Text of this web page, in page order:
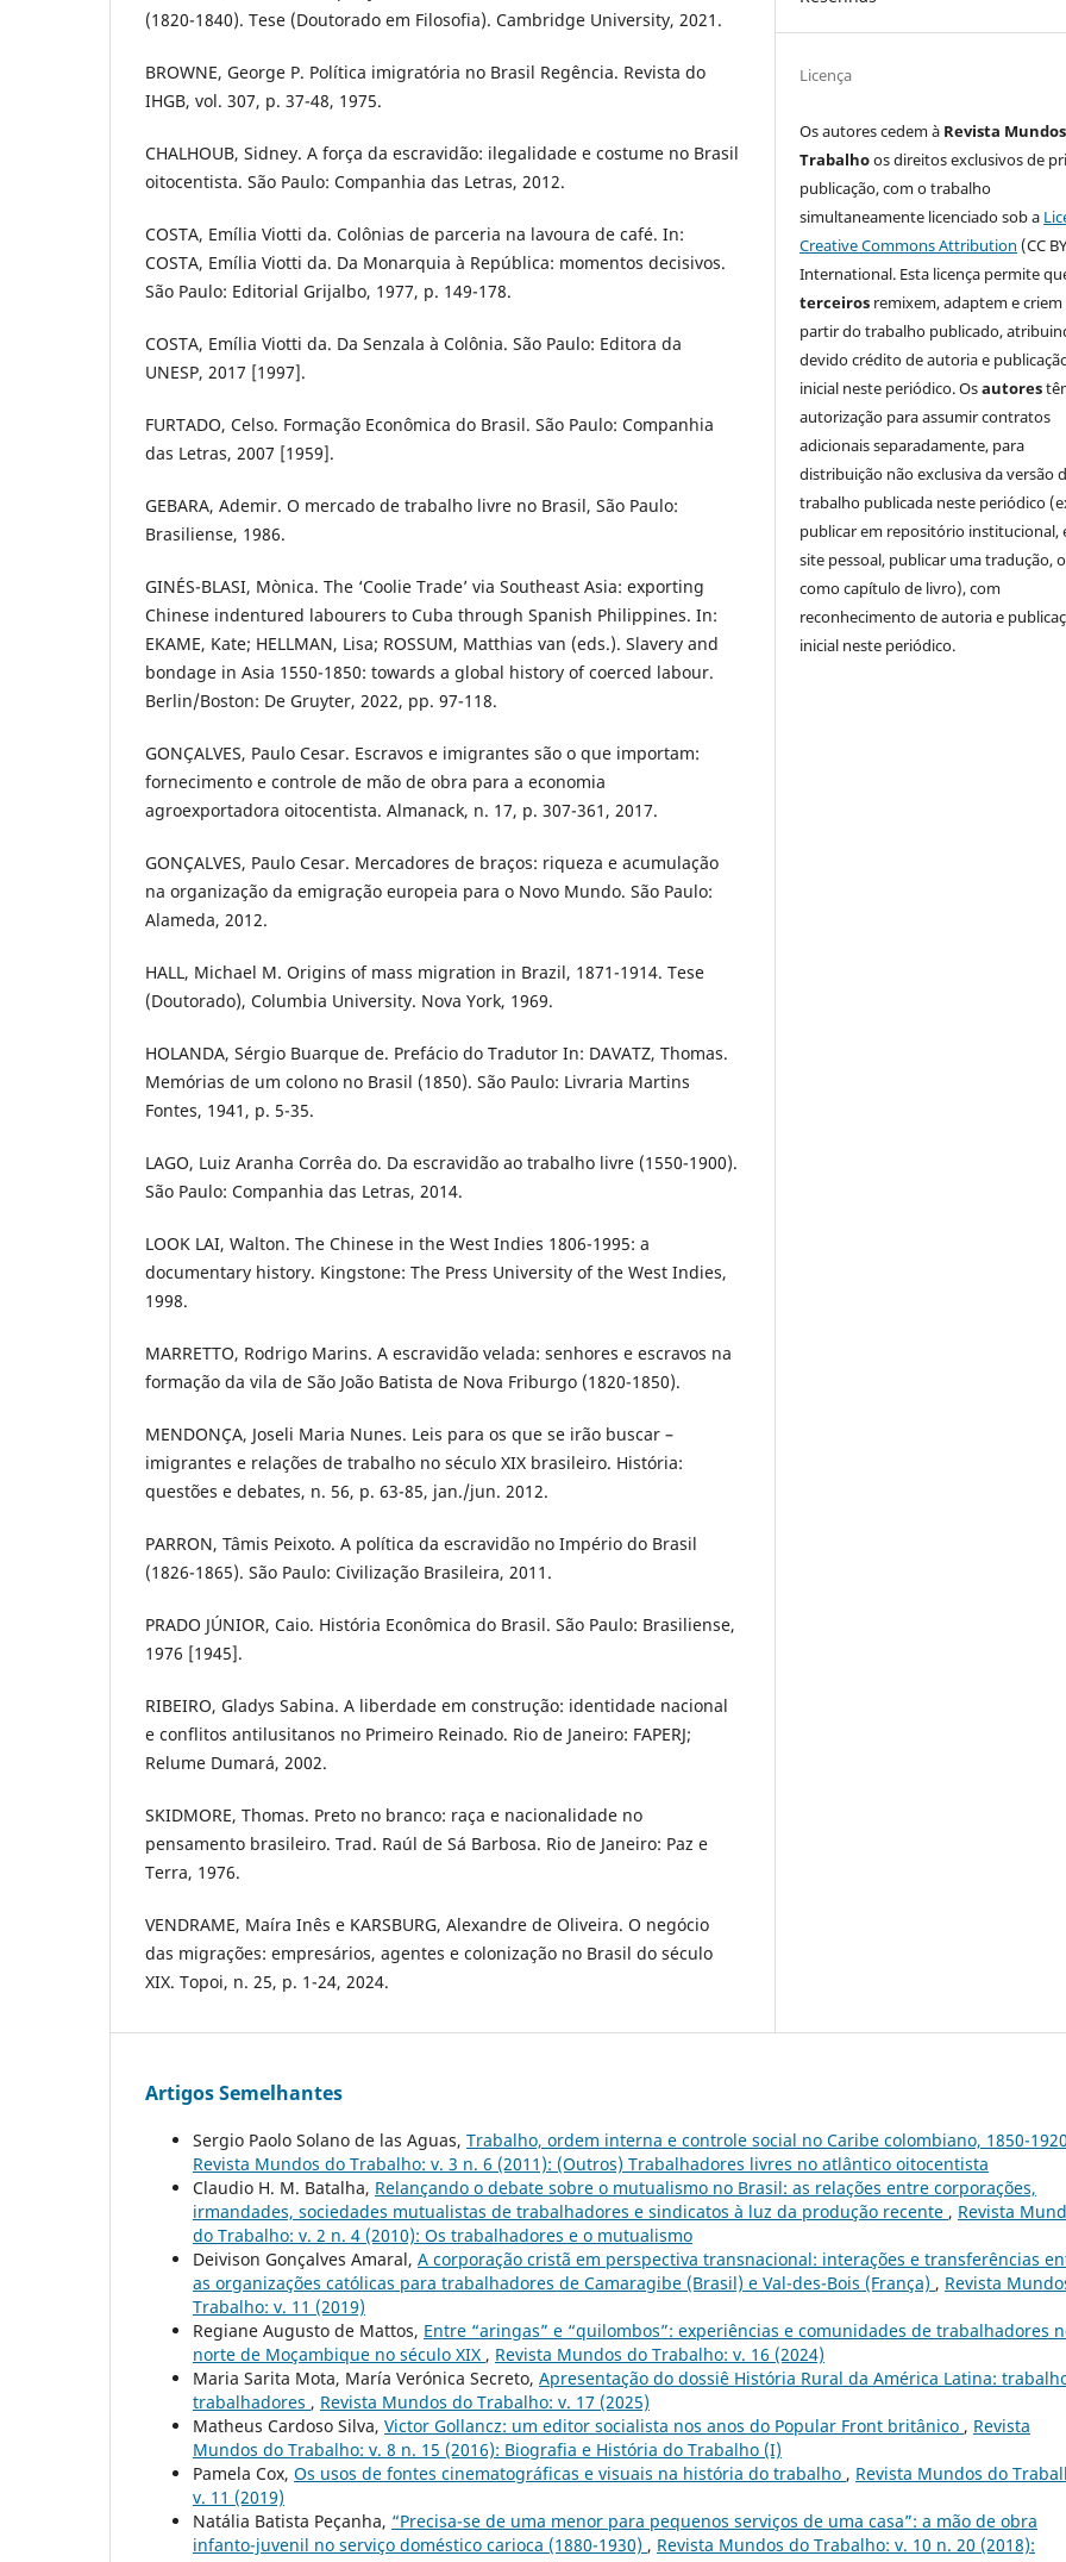
(1820-1840). Tese (Doutorado em Filosofia). Cambridge University, 2021.
BROWNE, George P. Política imigratória no Brasil Regência. Revista do
IHGB, vol. 307, p. 37-48, 1975.
CHALHOUB, Sidney. A força da escravidão: ilegalidade e costume no Brasil
oitocentista. São Paulo: Companhia das Letras, 2012.
COSTA, Emília Viotti da. Colônias de parceria na lavoura de café. In:
COSTA, Emília Viotti da. Da Monarquia à República: momentos decisivos.
São Paulo: Editorial Grijalbo, 1977, p. 149-178.
COSTA, Emília Viotti da. Da Senzala à Colônia. São Paulo: Editora da
UNESP, 2017 [1997].
FURTADO, Celso. Formação Econômica do Brasil. São Paulo: Companhia
das Letras, 2007 [1959].
GEBARA, Ademir. O mercado de trabalho livre no Brasil, São Paulo:
Brasiliense, 1986.
GINÉS-BLASI, Mònica. The ‘Coolie Trade’ via Southeast Asia: exporting
Chinese indentured labourers to Cuba through Spanish Philippines. In:
EKAME, Kate; HELLMAN, Lisa; ROSSUM, Matthias van (eds.). Slavery and
bondage in Asia 1550-1850: towards a global history of coerced labour.
Berlin/Boston: De Gruyter, 2022, pp. 97-118.
GONÇALVES, Paulo Cesar. Escravos e imigrantes são o que importam:
fornecimento e controle de mão de obra para a economia
agroexportadora oitocentista. Almanack, n. 17, p. 307-361, 2017.
GONÇALVES, Paulo Cesar. Mercadores de braços: riqueza e acumulação
na organização da emigração europeia para o Novo Mundo. São Paulo:
Alameda, 2012.
HALL, Michael M. Origins of mass migration in Brazil, 1871-1914. Tese
(Doutorado), Columbia University. Nova York, 1969.
HOLANDA, Sérgio Buarque de. Prefácio do Tradutor In: DAVATZ, Thomas.
Memórias de um colono no Brasil (1850). São Paulo: Livraria Martins
Fontes, 1941, p. 5-35.
LAGO, Luiz Aranha Corrêa do. Da escravidão ao trabalho livre (1550-1900).
São Paulo: Companhia das Letras, 2014.
LOOK LAI, Walton. The Chinese in the West Indies 1806-1995: a
documentary history. Kingstone: The Press University of the West Indies,
1998.
MARRETTO, Rodrigo Marins. A escravidão velada: senhores e escravos na
formação da vila de São João Batista de Nova Friburgo (1820-1850).
MENDONÇA, Joseli Maria Nunes. Leis para os que se irão buscar –
imigrantes e relações de trabalho no século XIX brasileiro. História:
questões e debates, n. 56, p. 63-85, jan./jun. 2012.
PARRON, Tâmis Peixoto. A política da escravidão no Império do Brasil
(1826-1865). São Paulo: Civilização Brasileira, 2011.
PRADO JÚNIOR, Caio. História Econômica do Brasil. São Paulo: Brasiliense,
1976 [1945].
RIBEIRO, Gladys Sabina. A liberdade em construção: identidade nacional
e conflitos antilusitanos no Primeiro Reinado. Rio de Janeiro: FAPERJ;
Relume Dumará, 2002.
SKIDMORE, Thomas. Preto no branco: raça e nacionalidade no
pensamento brasileiro. Trad. Raúl de Sá Barbosa. Rio de Janeiro: Paz e
Terra, 1976.
VENDRAME, Maíra Inês e KARSBURG, Alexandre de Oliveira. O negócio
das migrações: empresários, agentes e colonização no Brasil do século
XIX. Topoi, n. 25, p. 1-24, 2024.
Licença
Os autores cedem à Revista
Trabalhoos direitos exclusivos de
publicação, com o trabalho
simultaneamente licenciado sob a
Creative Commons Attribution (CC
International. Esta licença permite
terceiros remixem, adaptem e criem
partir do trabalho publicado,
devido crédito de autoria e
inicial neste periódico. Osautores
autorização para assumir contratos
adicionais separadamente, para
distribuição não exclusiva da versão
trabalho publicada neste periódico
publicar em repositório institucional,
site pessoal, publicar uma tradução,
como capítulo de livro), com
reconhecimento de autoria e
inicial neste periódico.
Artigos Semelhantes
Sergio Paolo Solano de las Aguas, Trabalho, ordem interna e controle social no Caribe colombiano, 1850-1920
Revista Mundos do Trabalho: v. 3 n. 6 (2011): (Outros) Trabalhadores livres no atlântico oitocentista
Claudio H. M. Batalha, Relançando o debate sobre o mutualismo no Brasil: as relações entre corporações,
irmandades, sociedades mutualistas de trabalhadores e sindicatos à luz da produção recente , Revista
do Trabalho: v. 2 n. 4 (2010): Os trabalhadores e o mutualismo
Deivison Gonçalves Amaral, A corporação cristã em perspectiva transnacional: interações e transferências
as organizações católicas para trabalhadores de Camaragibe (Brasil) e Val-des-Bois (França) , Revista
Trabalho: v. 11 (2019)
Regiane Augusto de Mattos, Entre “aringas” e “quilombos”: experiências e comunidades de trabalhadores
norte de Moçambique no século XIX , Revista Mundos do Trabalho: v. 16 (2024)
Maria Sarita Mota, María Verónica Secreto, Apresentação do dossiê História Rural da América Latina:
trabalhadores , Revista Mundos do Trabalho: v. 17 (2025)
Matheus Cardoso Silva, Victor Gollancz: um editor socialista nos anos do Popular Front britânico , Revista
Mundos do Trabalho: v. 8 n. 15 (2016): Biografia e História do Trabalho (I)
Pamela Cox, Os usos de fontes cinematográficas e visuais na história do trabalho , Revista Mundos do
v. 11 (2019)
Natália Batista Peçanha, “Precisa-se de uma menor para pequenos serviços de uma casa”: a mão de obra
infanto-juvenil no serviço doméstico carioca (1880-1930) , Revista Mundos do Trabalho: v. 10 n. 20 (2018):